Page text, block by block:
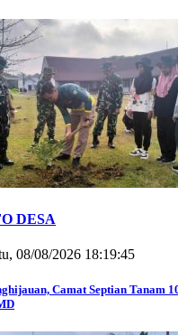
DESA
08/08/2026 18:19:45
Camat Septian Tanam